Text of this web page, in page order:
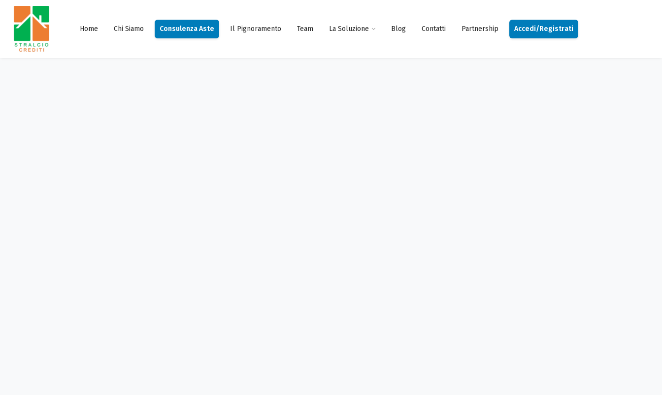
Home Chi Siamo Consulenza Aste Il Pignoramento Team La Soluzione Blog Contatti Partnership Accedi/Registrati